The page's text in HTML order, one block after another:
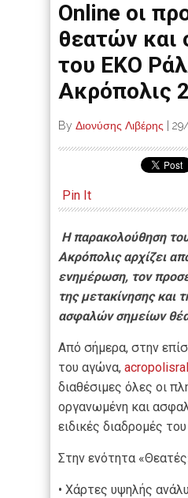
Online οι
θεατών και
του EKO
Ακρόπολις
By Διονύσης Λιβέρης
Pin It
Η παρακολούθηση
Ακρόπολις αρχίζει
ενημέρωση, τον
της μετακίνησης και
ασφαλών σημείων
Από σήμερα, στην
του αγώνα,
διαθέσιμες όλες οι
οργανωμένη και
ειδικές διαδρομές
Στην ενότητα
• Χάρτες υψηλής